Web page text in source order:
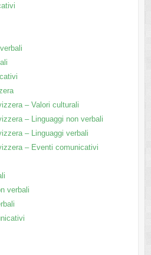
– Valori culturali
– Linguaggi non verbali
– Linguaggi verbali
– Eventi comunicativi
verbali